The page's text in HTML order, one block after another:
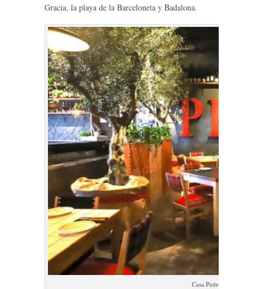
Gracia, la playa de la Barceloneta y Badalona.
Casa Pedro Badalona